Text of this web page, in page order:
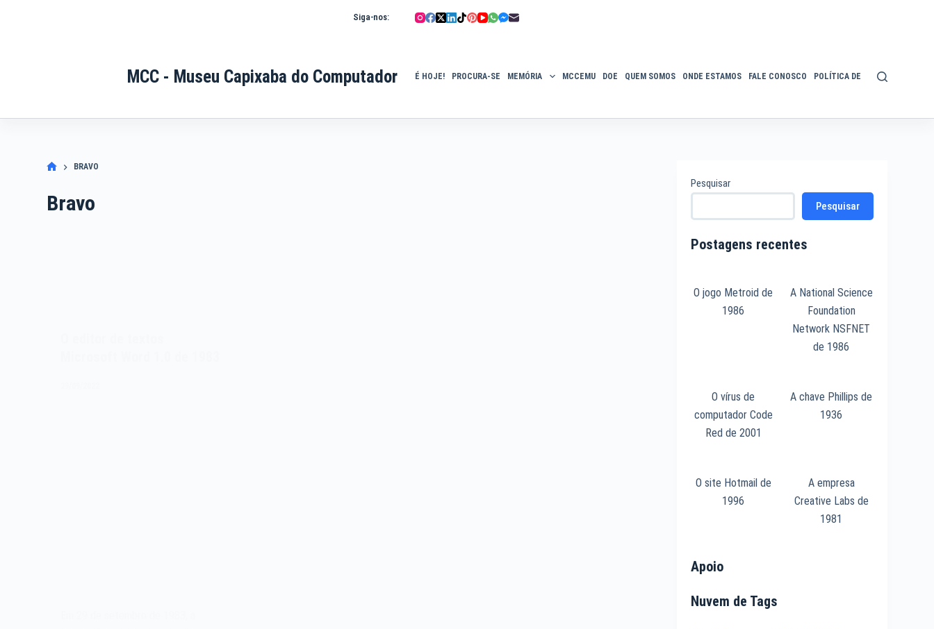
Siga-nos:
MCC - Museu Capixaba do Computador É HOJE! PROCURA-SE MEMÓRIA MCCEMU DOE QUEM SOMOS ONDE ESTAMOS FALE CONOSCO POLÍTICA DE PRIVACIDADE
BRAVO
Bravo
Pesquisar
Pesquisar
Postagens recentes
O jogo Metroid de
1986
A National Science
Foundation
Network NSFNET
de 1986
O vírus de
computador Code
Red de 2001
A chave Phillips de
1936
O site Hotmail de
1996
A empresa
Creative Labs de
1981
Apoio
Nuvem de Tags